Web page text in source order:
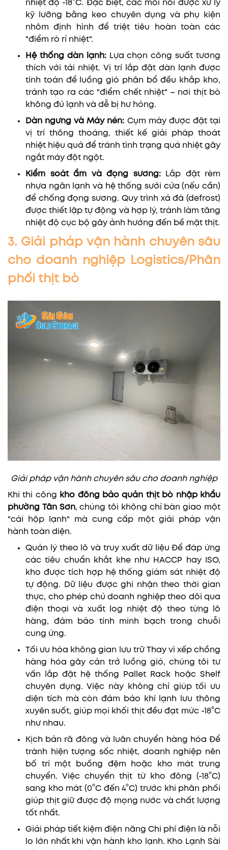
nhiệt độ -18°C. Đặc biệt, các mối nối được xử lý
kỹ lưỡng bằng keo chuyên dụng và phụ kiện
nhôm định hình để triệt tiêu hoàn toàn các
"điểm rò rỉ nhiệt".
Hệ thống dàn lạnh: Lựa chọn công suất tương
thích với tải nhiệt. Vị trí lắp đặt dàn lạnh được
tính toán để luồng gió phân bổ đều khắp kho,
tránh tạo ra các "điểm chết nhiệt" – nơi thịt bò
không đủ lạnh và dễ bị hư hỏng.
Dàn ngưng và Máy nén: Cụm máy được đặt tại
vị trí thông thoáng, thiết kế giải pháp thoát
nhiệt hiệu quả để tránh tình trạng quá nhiệt gây
ngắt máy đột ngột.
Kiểm soát ẩm và đọng sương:Lắp đặt rèm
nhựa ngăn lạnh và hệ thống sưởi cửa (nếu cần)
để chống đọng sương. Quy trình xả đá (defrost)
được thiết lập tự động và hợp lý, tránh làm tăng
nhiệt độ cục bộ gây ảnh hưởng đến bề mặt thịt.
3. Giải pháp vận hành chuyên sâu
cho doanh nghiệp Logistics/Phân
phối thịt bò
Giải pháp vận hành chuyên sâu cho doanh nghiệp
Khi thi công kho đông bảo quản thịt bò nhập khẩu
phường Tân Sơn, chúng tôi không chỉ bàn giao một
"cái hộp lạnh" mà cung cấp một giải pháp vận
hành toàn diện.
Quản lý theo lô và truy xuất dữ liệu Để đáp ứng
các tiêu chuẩn khắt khe như HACCP hay ISO,
kho được tích hợp hệ thống giám sát nhiệt độ
tự động. Dữ liệu được ghi nhận theo thời gian
thực, cho phép chủ doanh nghiệp theo dõi qua
điện thoại và xuất log nhiệt độ theo từng lô
hàng, đảm bảo tính minh bạch trong chuỗi
cung ứng.
Tối ưu hóa không gian lưu trữ Thay vì xếp chồng
hàng hóa gây cản trở luồng gió, chúng tôi tư
vấn lắp đặt hệ thống Pallet Rack hoặc Shelf
chuyên dụng. Việc này không chỉ giúp tối ưu
diện tích mà còn đảm bảo khí lạnh lưu thông
xuyên suốt, giúp mọi khối thịt đều đạt mức -18°C
như nhau.
Kịch bản rã đông và luân chuyển hàng hóa Để
tránh hiện tượng sốc nhiệt, doanh nghiệp nên
bố trí một buồng đệm hoặc kho mát trung
chuyển. Việc chuyển thịt từ kho đông (-18°C)
sang kho mát (0°C đến 4°C) trước khi phân phối
giúp thịt giữ được độ mọng nước và chất lượng
tốt nhất.
Giải pháp tiết kiệm điện năng Chi phí điện là nỗi
lo lớn nhất khi vận hành kho lạnh. Kho Lạnh Sài